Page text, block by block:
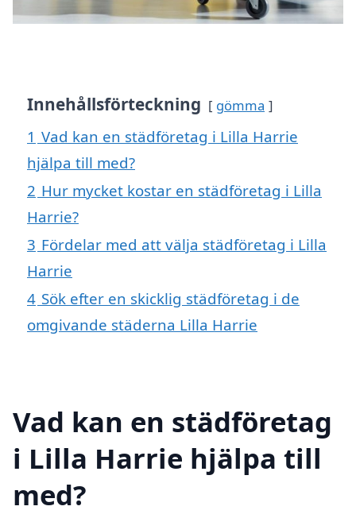
Innehållsförteckning gömma
1 Vad kan en städföretag i Lilla Harrie
hjälpa till med?
2 Hur mycket kostar en städföretag i Lilla
Harrie?
3 Fördelar med att välja städföretag i Lilla
Harrie
4 Sök efter en skicklig städföretag i de
omgivande städerna Lilla Harrie
Vad kan en städföretag
i Lilla Harrie hjälpa till
med?